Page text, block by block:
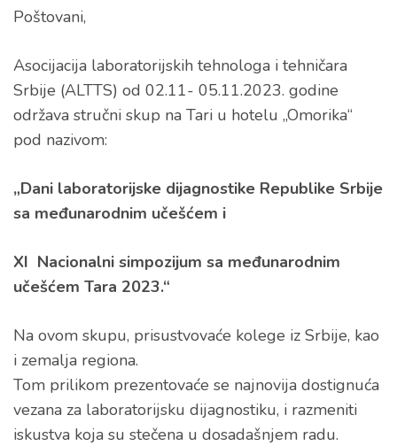
Poštovani,
Asocijacija laboratorijskih tehnologa i tehničara
Srbije (ALTTS) od 02.11- 05.11.2023. godine
održava stručni skup na Tari u hotelu „Omorika“
pod nazivom:
„Dani laboratorijske dijagnostike Republike Srbije
sa međunarodnim učešćem i
XI Nacionalni simpozijum sa međunarodnim
učešćem Tara 2023.“
Na ovom skupu, prisustvovaće kolege iz Srbije, kao
i zemalja regiona.
Tom prilikom prezentovaće se najnovija dostignuća
vezana za laboratorijsku dijagnostiku, i razmeniti
iskustva koja su stečena u dosadašnjem radu.